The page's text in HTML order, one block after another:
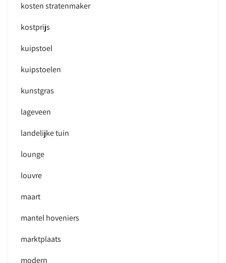
kosten stratenmaker
kostprijs
kuipstoel
kuipstoelen
kunstgras
lageveen
landelijke tuin
lounge
louvre
maart
mantel hoveniers
marktplaats
modern